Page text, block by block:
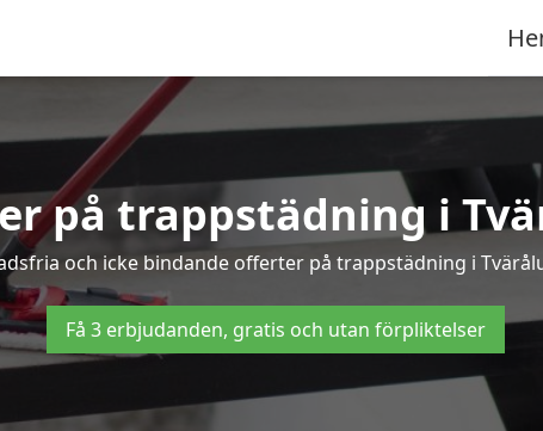
på trappstädning i
och icke bindande offerter på trappstädning i
Få 3 erbjudanden, gratis och utan förpliktelser